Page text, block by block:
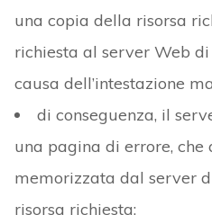
una copia della risorsa
richiesta al server Web
causa dell’intestazione
di conseguenza, il
una pagina di errore, che
memorizzata dal server
risorsa richiesta;